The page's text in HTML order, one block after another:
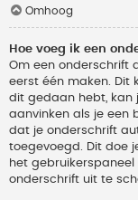
Omhoog
Hoe voeg ik een
Om een onderschrift
eerst één maken. Dit
dit gedaan hebt, kan
aanvinken als je een
dat je onderschrift
toegevoegd. Dit doe
het
onderschrift uit te